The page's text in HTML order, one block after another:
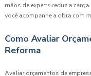
mãos de experts reduz a
você acompanhe a obra com
Como Avaliar
Reforma
Avaliar orçamentos de